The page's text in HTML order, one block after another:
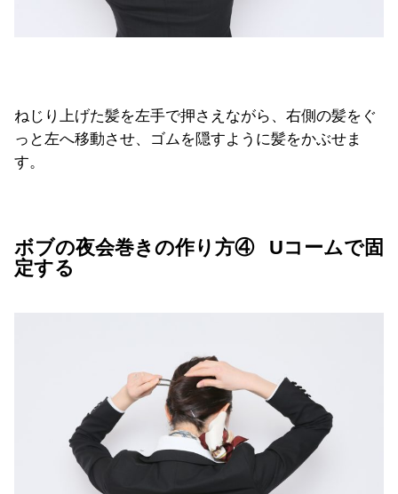
ねじり上げた髪を左手で押さえながら、右側の髪をぐ
っと左へ移動させ、ゴムを隠すように髪をかぶせま
す。
ボブの夜会巻きの作り方④ Uコームで固
定する